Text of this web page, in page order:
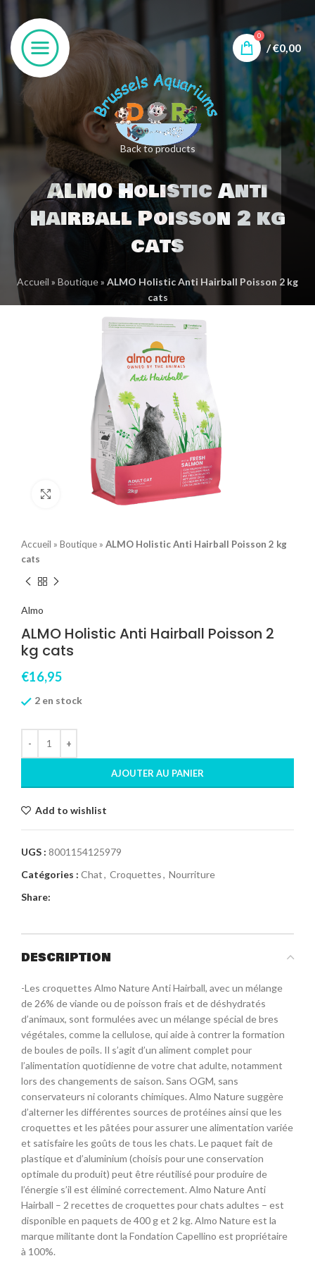
0
/€0,00
Back to products
ALMO Holistic Anti
Hairball Poisson 2 kg
cats
Accueil » Boutique» ALMO Holistic Anti Hairball Poisson 2 kg
cats
Click to enlarge
Accueil » Boutique » ALMO Holistic Anti Hairball Poisson 2 kg
cats
Almo
ALMO Holistic Anti Hairball Poisson 2
kg cats
€16,95
2 en stock
AJOUTER AU PANIER
Add to wishlist
UGS : 8001154125979
Catégories : Chat, Croquettes, Nourriture
Share:
DESCRIPTION
-Les croquettes Almo Nature Anti Hairball, avec un mélange
de 26% de viande ou de poisson frais et de déshydratés
d’animaux, sont formulées avec un mélange spécial de bres
végétales, comme la cellulose, qui aide à contrer la formation
de boules de poils. Il s’agit d’un aliment complet pour
l’alimentation quotidienne de votre chat adulte, notamment
lors des changements de saison. Sans OGM, sans
conservateurs ni colorants chimiques. Almo Nature suggère
d’alterner les différentes sources de protéines ainsi que les
croquettes et les pâtées pour assurer une alimentation variée
et satisfaire les goûts de tous les chats. Le paquet fait de
plastique et d’aluminium (choisis pour une conservation
optimale du produit) peut être réutilisé pour produire de
l’énergie s’il est éliminé correctement. Almo Nature Anti
Hairball – 2 recettes de croquettes pour chats adultes – est
disponible en paquets de 400 g et 2 kg. Almo Nature est la
marque militante dont la Fondation Capellino est propriétaire
à 100%.